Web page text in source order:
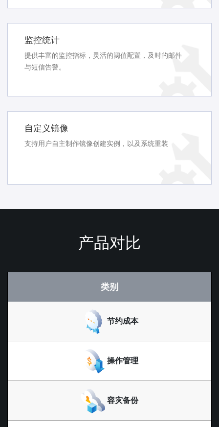
监控统计
提供丰富的监控指标，灵活的阈值配置，及时的邮件
与短信告警。
自定义镜像
支持用户自主制作镜像创建实例，以及系统重装
产品对比
类别
节约成本
操作管理
容灾备份